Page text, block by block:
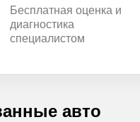
Бесплатная оценка и
диагностика
специалистом
авто